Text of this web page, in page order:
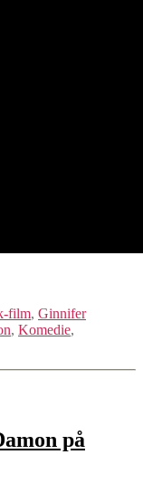
film, Ginnifer
, Komedie,
på